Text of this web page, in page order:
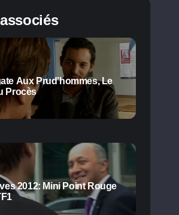
Aux Prud’hommes, Le
Procès
2012: Mini Point Rouge